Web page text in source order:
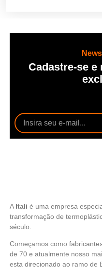
Cadastre-se e
A Itali é uma empresa
transformação de
século.
Começamos como
de 70 e atualmente nosso
esta direcionado ao ramo de